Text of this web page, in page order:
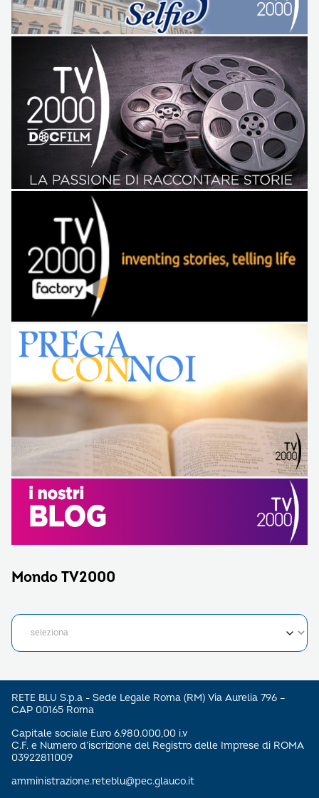
Mondo TV2000
RETE BLU S.p.a - Sede Legale Roma (RM) Via Aurelia 796 –
CAP 00165 Roma
Capitale sociale Euro 6.980.000,00 i.v
C.F. e Numero d’iscrizione del Registro delle Imprese di ROMA
03922811009
amministrazione.reteblu@pec.glauco.it